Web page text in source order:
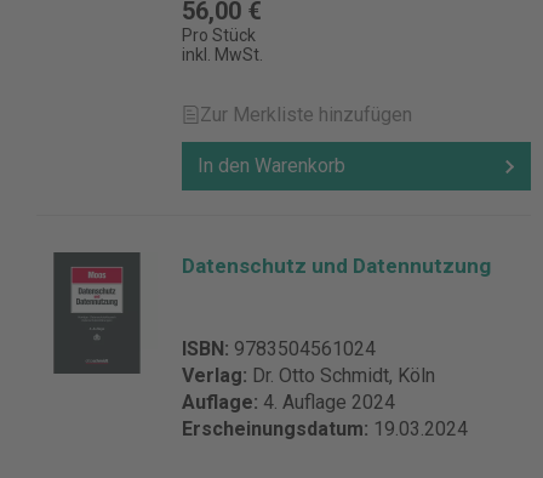
Dochow/Dörfer/Halbe u.a., Datenschutz in
der ärztlichen Praxis (Deutscher Ärzte
Verlag) Jandt/Steidle, Datenschutz im
neue Datenschutzrecht in der betrieblichen
Europäisches und deutsches
Datenschutzrecht
Arbeitsverhältnis Details zur
Wilhelmstr. 9 80801 München Deutschland
kundenservice@beck.de
56,00 €
Pro Stück
inkl. MwSt.
Zur Merkliste hinzufügen
In den Warenkorb
Datenschutz und Datennutzung
ISBN: 9783504561024
Verlag: Dr. Otto Schmidt, Köln
Auflage: 4. Auflage 2024
Erscheinungsdatum: 19.03.2024